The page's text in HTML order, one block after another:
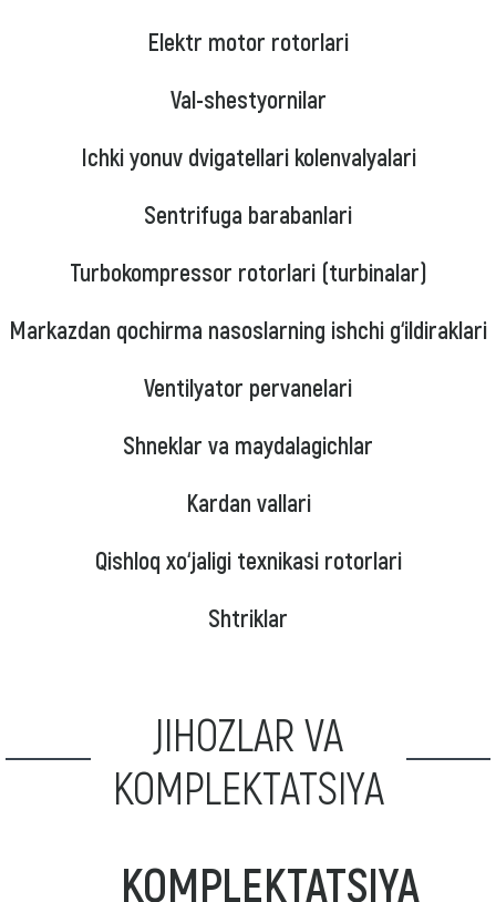
Elektr motor rotorlari
Val-shestyornilar
Ichki yonuv dvigatellari kolenvalyalari
Sentrifuga barabanlari
Turbokompressor rotorlari (turbinalar)
Markazdan qochirma nasoslarning ishchi g‘ildiraklari
Ventilyator pervanelari
Shneklar va maydalagichlar
Kardan vallari
Qishloq xo‘jaligi texnikasi rotorlari
Shtriklar
JIHOZLAR VA
KOMPLEKTATSIYA
KOMPLEKTATSIYA